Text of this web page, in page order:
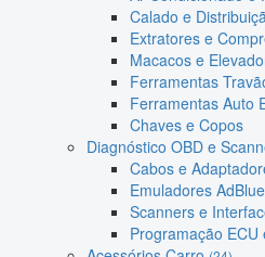
Calado e
Extratores e
Macacos e
Ferramentas
Ferramentas Auto
Chaves e Copos
Diagnóstico OBD e
Cabos e
Emuladores AdBlue
Scanners e
Programação ECU